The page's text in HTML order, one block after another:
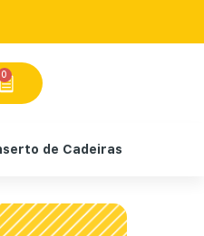
0
de Cadeiras